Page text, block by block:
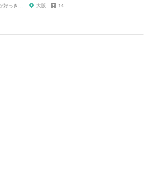
関西が好っきゃねん 大阪 14